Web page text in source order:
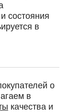
состояния
в
о
в
качества и